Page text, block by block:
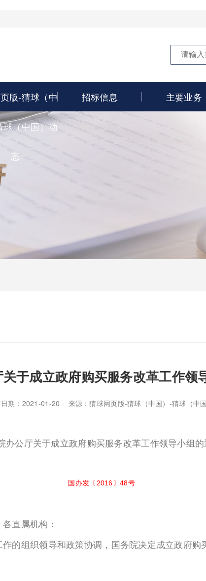
版-猜球（中
球（中国）动
态
招标信息 主要业务
于成立政府购买服务改革工作领
期：2021-01-20 来源：猜球网页版-猜球（中国）-猜球（中国
办公厅关于成立政府购买服务改革工作领导小组的
国办发〔2016〕48号
直属机构：
组织领导和政策协调，国务院决定成立政府购